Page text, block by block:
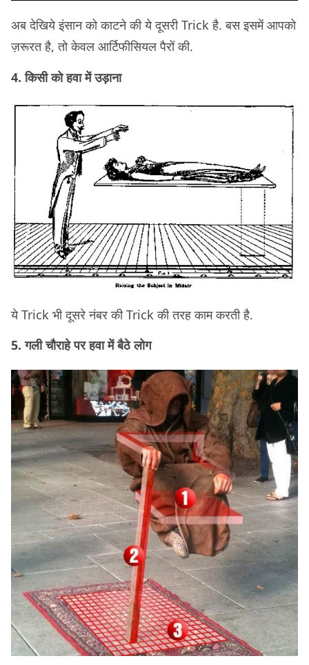
अब देखिये इंसान को काटने की ये दूसरी Trick है. बस इसमें आपको
ज़रूरत है, तो केवल आर्टिफीसियल पैरों की.
4. किसी को हवा में उड़ाना
ये Trick भी दूसरे नंबर की Trick की तरह काम करती है.
5. गली चौराहे पर हवा में बैठे लोग